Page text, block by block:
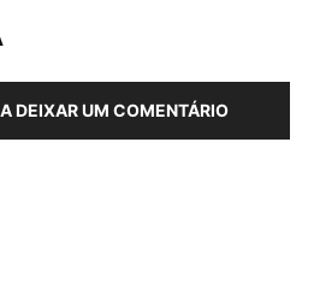
DEIXAR UM COMENTÁRIO